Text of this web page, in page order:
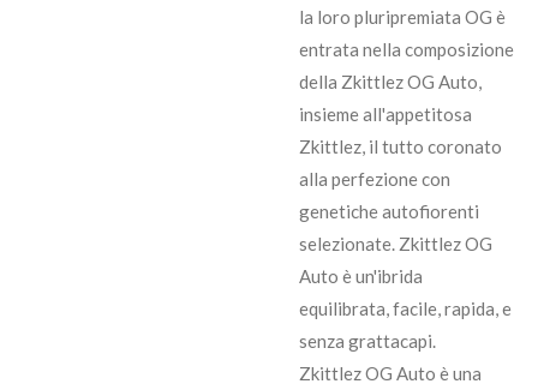
la loro pluripremiata OG è
entrata nella composizione
della Zkittlez OG Auto,
insieme all'appetitosa
Zkittlez, il tutto coronato
alla perfezione con
genetiche autofiorenti
selezionate. Zkittlez OG
Auto è un'ibrida
equilibrata, facile, rapida, e
senza grattacapi.
Zkittlez OG Auto è una